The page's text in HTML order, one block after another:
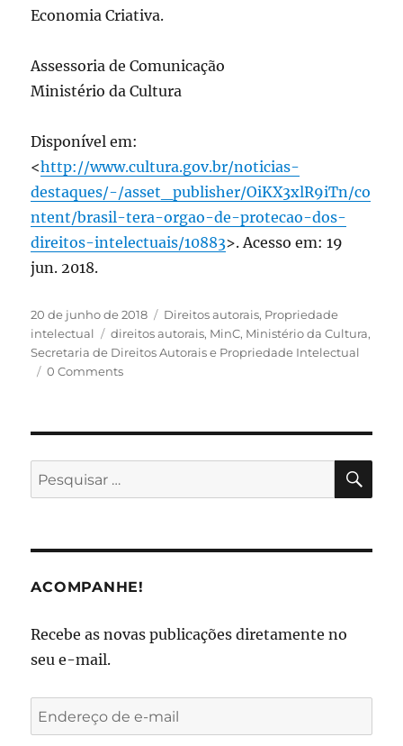
Economia Criativa.
Assessoria de Comunicação
Ministério da Cultura
Disponível em:
<http://www.cultura.gov.br/noticias-
destaques/-/asset_publisher/OiKX3xlR9iTn/co
ntent/brasil-tera-orgao-de-protecao-dos-
direitos-intelectuais/10883>. Acesso em: 19
jun. 2018.
Publicado
em
20 de junho de 2018 Categorias
Direitos autorais, Propriedade
intelectual
Tags
direitos autorais, MinC, Ministério da Cultura,
Secretaria de Direitos Autorais e Propriedade Intelectual
0 Comments
Pesquisar
por:
ACOMPANHE!
Recebe as novas publicações diretamente no
seu e-mail.
Endereço
de